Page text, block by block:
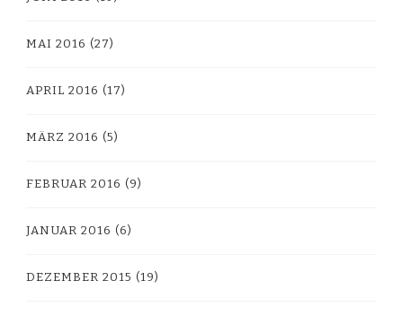
MAI 2016 (27)
APRIL 2016 (17)
MÄRZ 2016 (5)
FEBRUAR 2016 (9)
JANUAR 2016 (6)
DEZEMBER 2015 (19)